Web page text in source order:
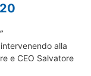
alla
e CEO Salvatore